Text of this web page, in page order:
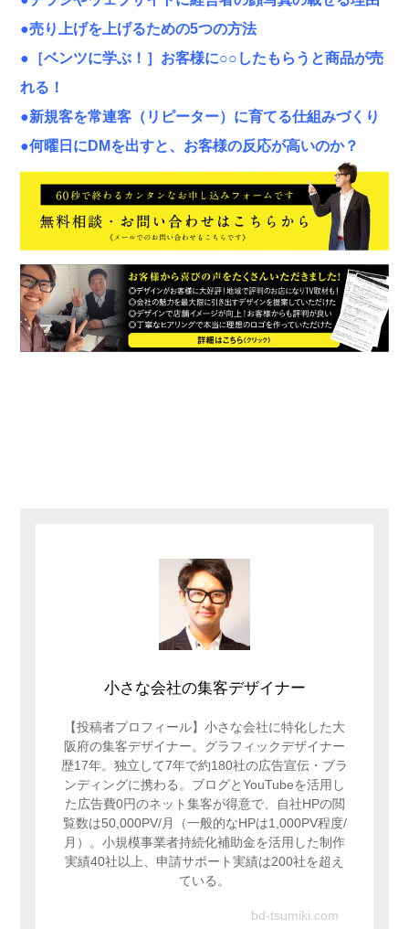
●売り上げを上げるための5つの方法
●［ベンツに学ぶ！］お客様に○○したもらうと商品が売
れる！
●新規客を常連客（リピーター）に育てる仕組みづくり
●何曜日にDMを出すと、お客様の反応が高いのか？
小さな会社の集客デザイナー
【投稿者プロフィール】小さな会社に特化した大
阪府の集客デザイナー。グラフィックデザイナー
歴17年。独立して7年で約180社の広告宣伝・ブラ
ンディングに携わる。ブログとYouTubeを活用し
た広告費0円のネット集客が得意で、自社HPの閲
覧数は50,000PV/月（一般的なHPは1,000PV程度/
月）。小規模事業者持続化補助金を活用した制作
実績40社以上、申請サポート実績は200社を超え
ている。
bd-tsumiki.com